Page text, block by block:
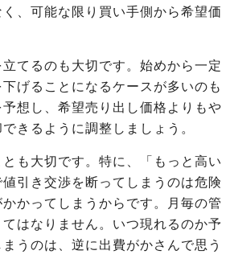
、可能な限り買い手側から希望価
てるのも大切です。始めから一定
げることになるケースが多いのも
想し、希望売り出し価格よりもや
きるように調整しましょう。
も大切です。特に、「もっと高い
引き交渉を断ってしまうのは危険
かってしまうからです。月毎の管
はなりません。いつ現れるのか予
うのは、逆に出費がかさんで思う